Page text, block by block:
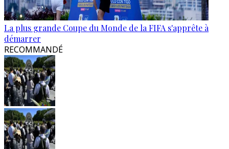
La plus grande Coupe du Monde de la FIFA s'apprête à
démarrer
RECOMMANDÉ